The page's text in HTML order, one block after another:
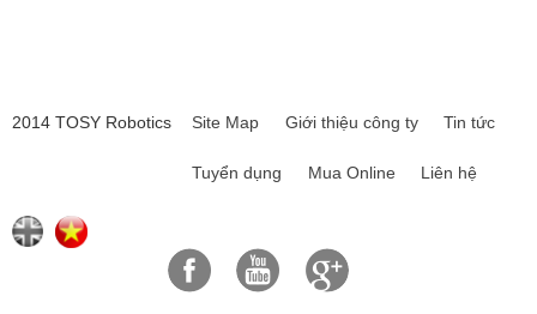
2014 TOSY Robotics Site Map Giới thiệu công ty Tin tức
Tuyển dụng Mua Online Liên hệ